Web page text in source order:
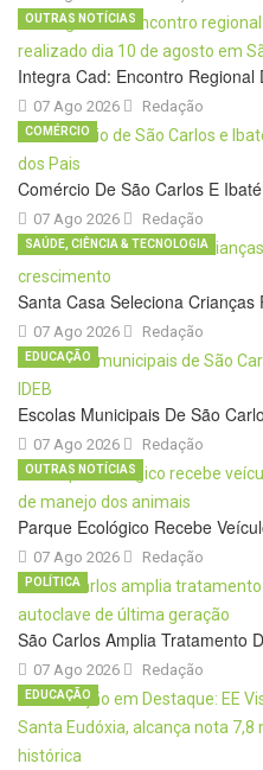
Integra Cad: Encontro
07 Ago 2026
OUTRAS NOTÍCIAS
Redação
Comércio De São Carlos E
07 Ago 2026
COMÉRCIO
Redação
Santa Casa Seleciona
07 Ago 2026
SAÚDE, CIÊNCIA & TECNOLOGIA
Redação
Escolas Municipais De São
07 Ago 2026
EDUCAÇÃO
Redação
Parque Ecológico Recebe
07 Ago 2026
OUTRAS NOTÍCIAS
Redação
São Carlos Amplia Tratamento
07 Ago 2026
POLÍTICA
Redação
EDUCAÇÃO